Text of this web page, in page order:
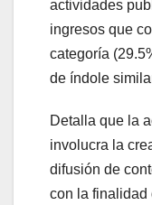
actividades
ingresos que
categoría
de índole
Detalla que la
involucra la
difusión de
con la finalidad